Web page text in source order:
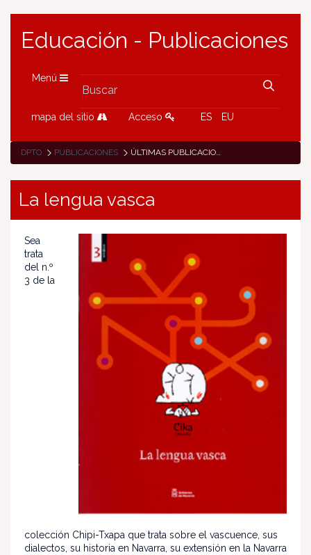
Educación - Publicaciones
Menú
mapa del sitio Acceso ES EU
DPTO PUBLICACIONES ÚLTIMAS PUBLICACIONES
La lengua vasca
Sea
trata
del n.º
3 de la
colección Chipi-Txapa que trata sobre el vascuence, sus
dialectos, su historia en Navarra, su extensión en la Navarra